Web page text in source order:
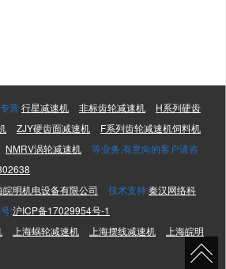
营行星减速机 非标齿轮减速机
H系列硬齿
ZJY硬齿面减速机
F系列齿轮减速机饲料机
NMRV涡轮减速机
等业务,有意向的客户请咨
皖明机电设备有限公司 技术支持:秦汉网络科
:沪ICP备17029954号-1
上海蜗轮减速机 上海摆线减速机
上海皖明